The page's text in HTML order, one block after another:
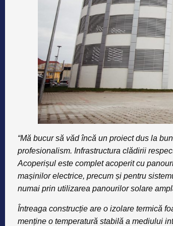
“Mă bucur să văd încă un proiect dus la
profesionalism. Infrastructura clădirii
Acoperișul este complet acoperit cu
mașinilor electrice, precum și pentru
numai prin utilizarea panourilor solare
Întreaga construcție are o izolare termică
menține o temperatură stabilă a mediului